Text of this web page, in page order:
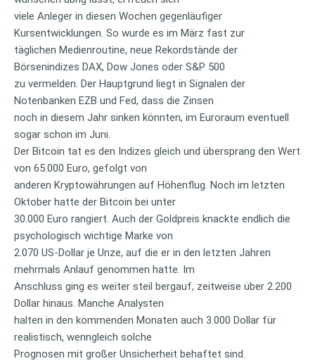
viele Anleger in diesen Wochen gegenläufiger
Kursentwicklungen. So wurde es im März fast zur
täglichen Medienroutine, neue Rekordstände der
Börsenindizes DAX, Dow Jones oder S&P 500
zu vermelden. Der Hauptgrund liegt in Signalen der
Notenbanken EZB und Fed, dass die Zinsen
noch in diesem Jahr sinken könnten, im Euroraum eventuell
sogar schon im Juni.
Der Bitcoin tat es den Indizes gleich und übersprang den Wert
von 65.000 Euro, gefolgt von
anderen Kryptowährungen auf Höhenflug. Noch im letzten
Oktober hatte der Bitcoin bei unter
30.000 Euro rangiert. Auch der Goldpreis knackte endlich die
psychologisch wichtige Marke von
2.070 US-Dollar je Unze, auf die er in den letzten Jahren
mehrmals Anlauf genommen hatte. Im
Anschluss ging es weiter steil bergauf, zeitweise über 2.200
Dollar hinaus. Manche Analysten
halten in den kommenden Monaten auch 3.000 Dollar für
realistisch, wenngleich solche
Prognosen mit großer Unsicherheit behaftet sind.